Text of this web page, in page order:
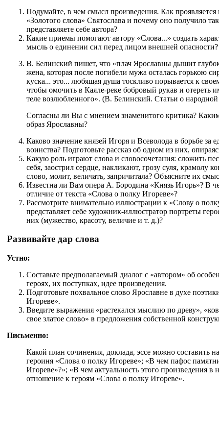
Подумайте, в чем смысл произведения. Как проявляется
«Золотого слова» Святослава и почему оно получило
представляете себе автора?
Какие приемы помогают автору «Слова...» создать
мысль о единении сил перед лицом внешней опасности?
В. Белинский пишет, что «плач Ярославны дышит
жена, которая после погибели мужа осталась горькою
куска... это... любящая душа тоскливо порывается к
чтобы омочить в Каяле-реке бобровый рукав и отереть
теле возлюбленного». (В. Белинский. Статьи о
Согласны ли Вы с мнением знаменитого критика?
образ Ярославны?
Каково значение князей Игоря и Всеволода в борьбе за
воинства? Подготовьте рассказ об одном из них,
Какую роль играют слова и словосочетания: сложить
себя, заострил сердце, накликают, грозу суля, крамолу
слово, молит, величать, запричитала? Объясните их
Известна ли Вам опера А. Бородина «Князь Игорь»? В
отличие от текста «Слова о полку Игореве»?
Рассмотрите внимательно иллюстрации к «Слову о
представляет себе художник-иллюстратор портреты
них (мужество, красоту, величие и т. д.)?
Развивайте дар слова
Устно:
Составьте предполагаемый диалог с «автором» об
героях, их поступках, идее произведения.
Подготовьте похвальное слово Ярославне в духе
Игореве».
Введите выражения «растекался мыслию по древу»,
свое златое слово» в предложения собственной
Письменно:
Какой план сочинения, доклада, эссе можно составить
героиня «Слова о полку Игореве»; «В чем пафос
Игореве»?»; «В чем актуальность этого произведения
отношение к героям «Слова о полку Игореве».